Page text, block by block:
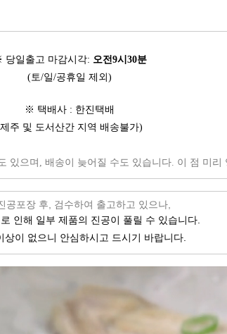
당일출고 마감시각: 오전9시30분
(토/일/공휴일 제외)
※ 택배사 : 한진택배
주 및 도서산간 지역 배송불가)
있으며, 배송이 늦어질 수도 있습니다. 이 점 미리
공포장 후, 검수하여 출고하고 있으나,
인해 일부 제품의 진공이 풀릴 수 있습니다.
상이 없으니 안심하시고 드시기 바랍니다.